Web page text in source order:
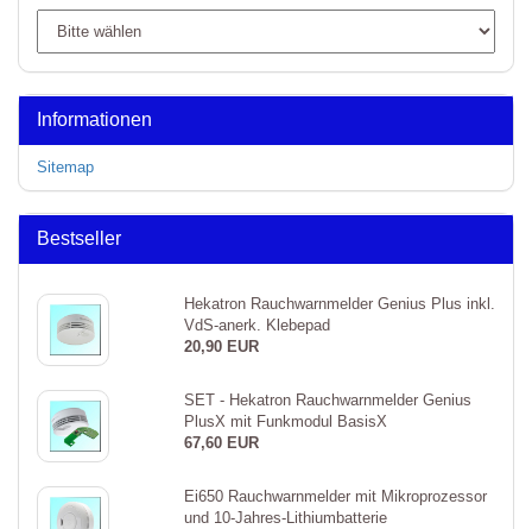
Informationen
Sitemap
Bestseller
Hekatron Rauchwarnmelder Genius Plus inkl.
VdS-anerk. Klebepad
20,90 EUR
SET - Hekatron Rauchwarnmelder Genius
PlusX mit Funkmodul BasisX
67,60 EUR
Ei650 Rauchwarnmelder mit Mikroprozessor
und 10-Jahres-Lithiumbatterie